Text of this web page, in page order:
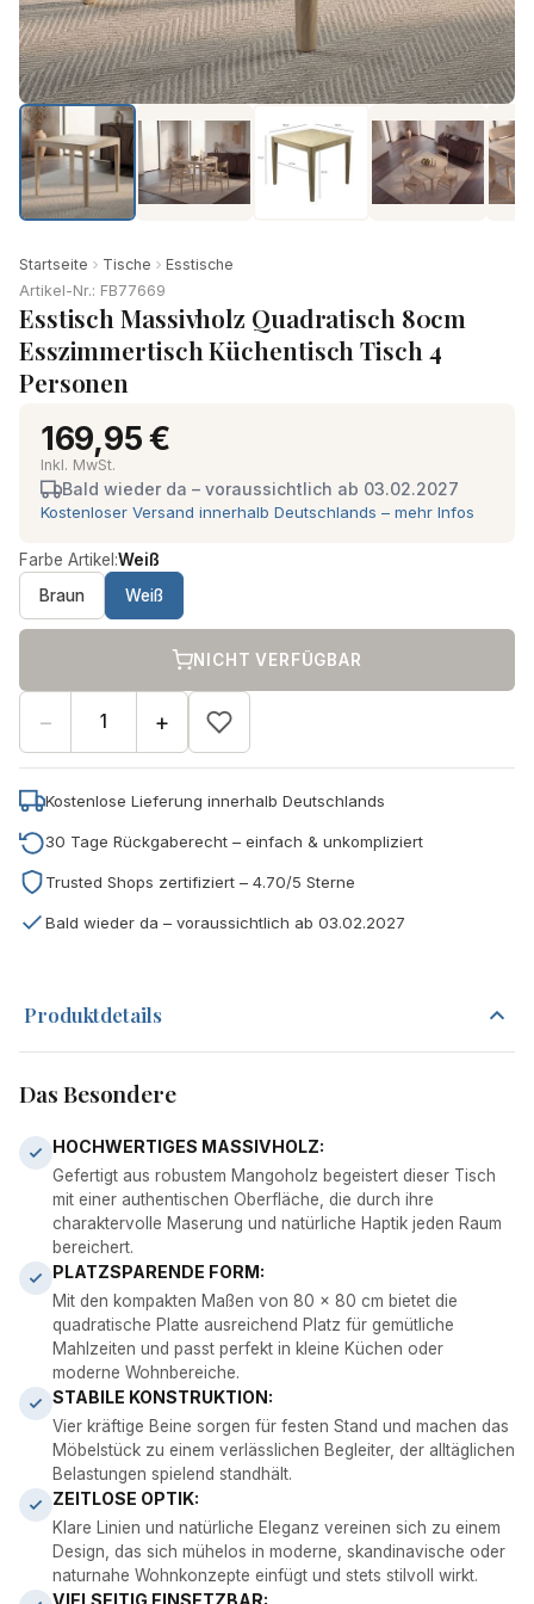
Produkt-Video ansehen
Startseite Tische
Esstische
Artikel-Nr.: FB77669
Esstisch Massivholz Quadratisch 80cm
Esszimmertisch Küchentisch Tisch 4
Personen
169,95 €
Inkl. MwSt.
Bald wieder da – voraussichtlich ab 03.02.2027
Kostenloser Versand innerhalb Deutschlands – mehr Infos
Farbe Artikel:Weiß
Braun
Weiß
− +
NICHT VERFÜGBAR
Kostenlose Lieferung innerhalb Deutschlands
30 Tage Rückgaberecht – einfach & unkompliziert
Trusted Shops zertifiziert – 4.70/5 Sterne
Bald wieder da – voraussichtlich ab 03.02.2027
Produktdetails
Das Besondere
HOCHWERTIGES MASSIVHOLZ:
Gefertigt aus robustem Mangoholz begeistert dieser Tisch
mit einer authentischen Oberfläche, die durch ihre
charaktervolle Maserung und natürliche Haptik jeden Raum
bereichert.
PLATZSPARENDE FORM:
Mit den kompakten Maßen von 80 x 80 cm bietet die
quadratische Platte ausreichend Platz für gemütliche
Mahlzeiten und passt perfekt in kleine Küchen oder
moderne Wohnbereiche.
STABILE KONSTRUKTION:
Vier kräftige Beine sorgen für festen Stand und machen das
Möbelstück zu einem verlässlichen Begleiter, der alltäglichen
Belastungen spielend standhält.
ZEITLOSE OPTIK:
Klare Linien und natürliche Eleganz vereinen sich zu einem
Design, das sich mühelos in moderne, skandinavische oder
naturnahe Wohnkonzepte einfügt und stets stilvoll wirkt.
VIELSEITIG EINSETZBAR: